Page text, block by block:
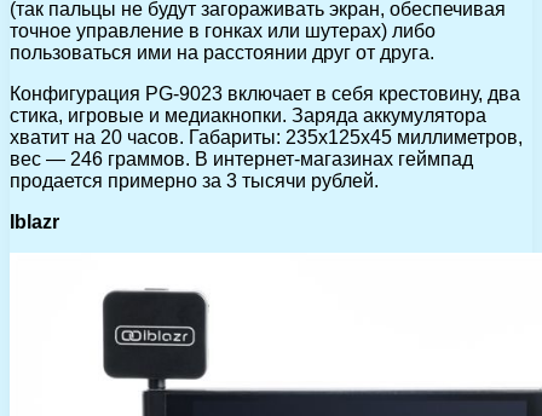
(так пальцы не будут загораживать экран, обеспечивая
точное управление в гонках или шутерах) либо
пользоваться ими на расстоянии друг от друга.
Конфигурация PG-9023 включает в себя крестовину, два
стика, игровые и медиакнопки. Заряда аккумулятора
хватит на 20 часов. Габариты: 235х125х45 миллиметров,
вес — 246 граммов. В интернет-магазинах геймпад
продается примерно за 3 тысячи рублей.
Iblazr